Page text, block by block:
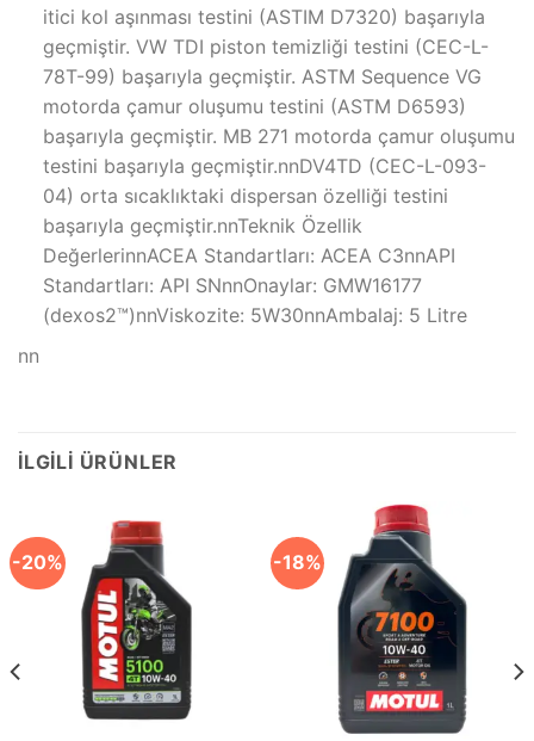
itici kol aşınması testini (ASTIM D7320) başarıyla
geçmiştir. VW TDI piston temizliği testini (CEC-L-
78T-99) başarıyla geçmiştir. ASTM Sequence VG
motorda çamur oluşumu testini (ASTM D6593)
başarıyla geçmiştir. MB 271 motorda çamur oluşumu
testini başarıyla geçmiştir.nnDV4TD (CEC-L-093-
04) orta sıcaklıktaki dispersan özelliği testini
başarıyla geçmiştir.nnTeknik Özellik
DeğerlerinnACEA Standartları: ACEA C3nnAPI
Standartları: API SNnnOnaylar: GMW16177
(dexos2™)nnViskozite: 5W30nnAmbalaj: 5 Litre
nn
İLGILI ÜRÜNLER
-20% -18%